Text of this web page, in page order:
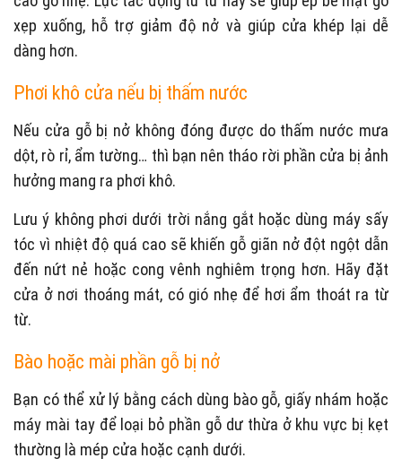
xẹp xuống, hỗ trợ giảm độ nở và giúp cửa khép lại dễ
dàng hơn.
Phơi khô cửa nếu bị thấm nước
Nếu cửa gỗ bị nở không đóng được do thấm nước mưa
dột, rò rỉ, ẩm tường… thì bạn nên tháo rời phần cửa bị ảnh
hưởng mang ra phơi khô.
Lưu ý không phơi dưới trời nắng gắt hoặc dùng máy sấy
tóc vì nhiệt độ quá cao sẽ khiến gỗ giãn nở đột ngột dẫn
đến nứt nẻ hoặc cong vênh nghiêm trọng hơn. Hãy đặt
cửa ở nơi thoáng mát, có gió nhẹ để hơi ẩm thoát ra từ
từ.
Bào hoặc mài phần gỗ bị nở
Bạn có thể xử lý bằng cách dùng bào gỗ, giấy nhám hoặc
máy mài tay để loại bỏ phần gỗ dư thừa ở khu vực bị kẹt
thường là mép cửa hoặc cạnh dưới.